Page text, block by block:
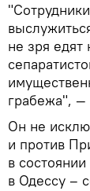
не зря
грабежа", —
Он не
и против
в
в Одессу –